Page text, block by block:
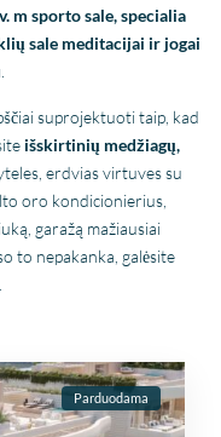
m sporto sale, specialia
sale meditacijai ir jogai
suprojektuoti taip, kad
išskirtinių medžiagų,
erdvias virtuves su
oro kondicionierius,
garažą mažiausiai
to nepakanka, galėsite
Parduodama